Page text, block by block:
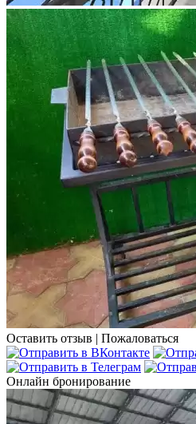
Оставить отзыв | Пожаловаться
Онлайн бронирование